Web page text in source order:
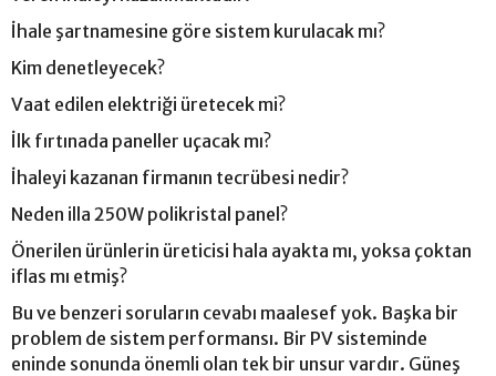
İhale şartnamesine göre sistem kurulacak mı?
Kim denetleyecek?
Vaat edilen elektriği üretecek mi?
İlk fırtınada paneller uçacak mı?
İhaleyi kazanan firmanın tecrübesi nedir?
Neden illa 250W polikristal panel?
Önerilen ürünlerin üreticisi hala ayakta mı, yoksa çoktan
iflas mı etmiş?
Bu ve benzeri soruların cevabı maalesef yok. Başka bir
problem de sistem performansı. Bir PV sisteminde
eninde sonunda önemli olan tek bir unsur vardır. Güneş